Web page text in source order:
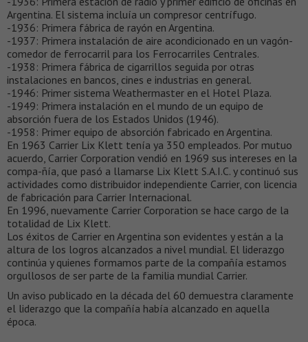
Argentina. El sistema incluía un compresor centrífugo.
-1936: Primera fábrica de rayón en Argentina.
-1937: Primera instalación de aire acondicionado en un vagón-
comedor de ferrocarril para los Ferrocarriles Centrales.
-1938: Primera fábrica de cigarrillos seguida por otras
instalaciones en bancos, cines e industrias en general.
-1946: Primer sistema Weathermaster en el Hotel Plaza.
-1949: Primera instalación en el mundo de un equipo de
absorción fuera de los Estados Unidos (1946).
-1958: Primer equipo de absorción fabricado en Argentina.
En 1963 Carrier Lix Klett tenía ya 350 empleados. Por mutuo
acuerdo, Carrier Corporation vendió en 1969 sus intereses en la
compa-ñía, que pasó a llamarse Lix Klett S.A.I.C. y continuó sus
actividades como distribuidor independiente Carrier, con licencia
de fabricación para Carrier Internacional.
En 1996, nuevamente Carrier Corporation se hace cargo de la
totalidad de Lix Klett.
Los éxitos de Carrier en Argentina son evidentes y están a la
altura de los logros alcanzados a nivel mundial. El liderazgo
continúa y quienes formamos parte de la compañía estamos
orgullosos de ser parte de la familia mundial Carrier.
Un aviso publicado en la década del 60 demuestra claramente
el liderazgo que la compañía había alcanzado en aquella
época.